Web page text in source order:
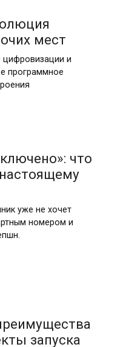
мест
цифровизации и
программное
что
уже не хочет
номером и
запуска